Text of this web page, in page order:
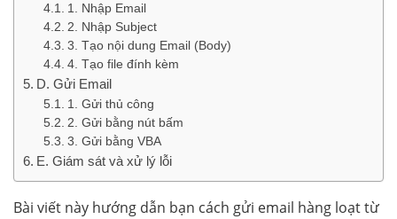
1. Nhập Email
2. Nhập Subject
3. Tạo nội dung Email (Body)
4. Tạo file đính kèm
D. Gửi Email
1. Gửi thủ công
2. Gửi bằng nút bấm
3. Gửi bằng VBA
E. Giám sát và xử lý lỗi
Bài viết này hướng dẫn bạn cách gửi email hàng loạt từ